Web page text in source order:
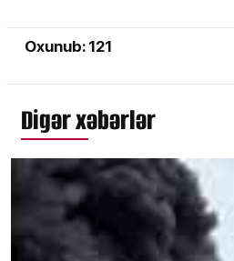
Oxunub: 121
Digər xəbərlər